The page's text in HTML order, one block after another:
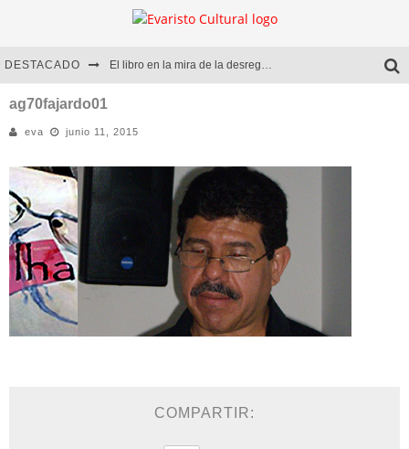
DESTACADO El libro en la mira de la desregulación
Diego Meret | Hotel Acapulco
Alejandra Correa | La nieve
ag70fajardo01
eva junio 11, 2015
COMPARTIR: